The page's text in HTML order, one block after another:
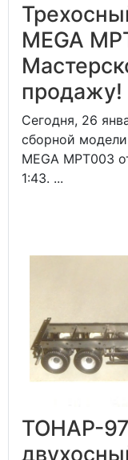
MEGA
продажу!
Сегодня, 26
сборной
MEGA MPT003
1:43. ...
ТОНАР-